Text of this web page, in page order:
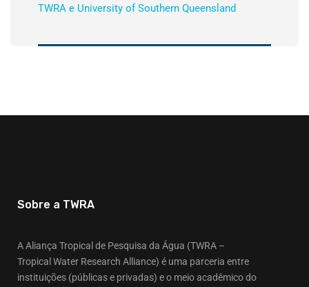
TWRA e University of Southern Queensland
Sobre a TWRA
A Aliança Tropical de Pesquisa da Água (TWRA –
Tropical Water Research Alliance) é uma parceria entre
instituições (públicas e privadas) e o meio acadêmico do